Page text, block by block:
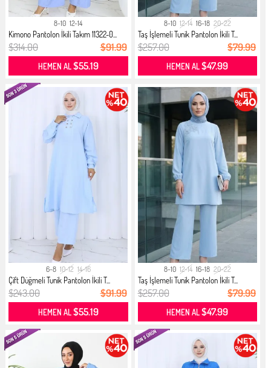
8-10 12-14
Kimono Pantolon İkili Takım 11322-0...
$314.00 $91.99
HEMEN AL$55.19
8-10 12-14 16-18 20-22
Taş İşlemeli Tunik Pantolon İkili T...
$257.00 $79.99
HEMEN AL$47.99
6-8 10-12 14-16
Çift Düğmeli Tunik Pantolon İkili T...
$243.00 $91.99
HEMEN AL$55.19
8-10 12-14 16-18 20-22
Taş İşlemeli Tunik Pantolon İkili T...
$257.00 $79.99
HEMEN AL$47.99